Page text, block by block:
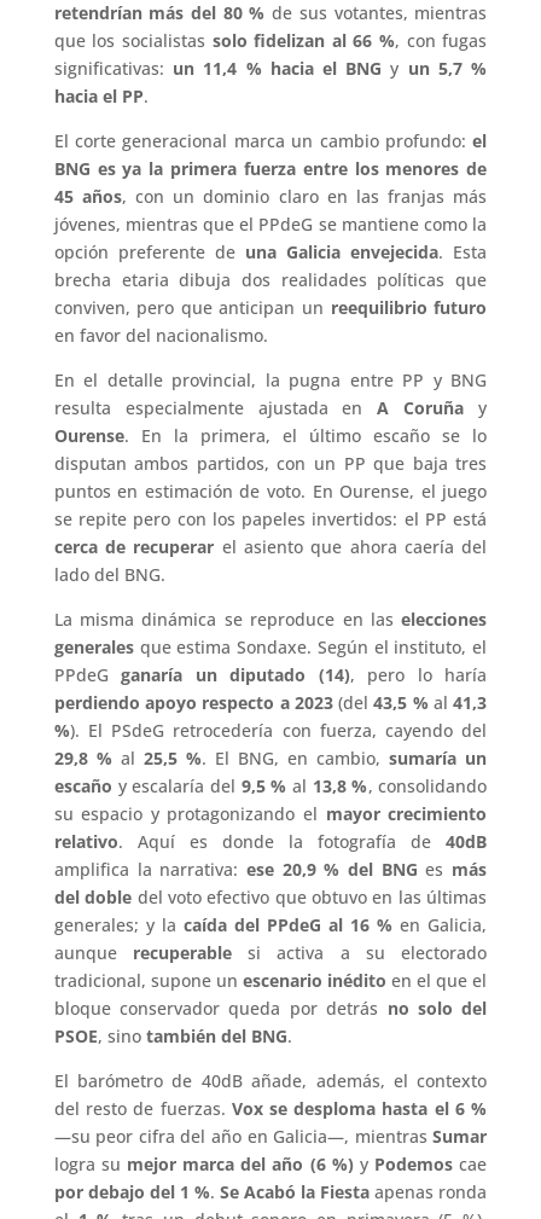
retendrían más del 80 % de sus votantes, mientras
que los socialistas solo fidelizan al 66 %, con fugas
significativas: un 11,4 % hacia el BNG y un 5,7 %
hacia el PP.
El corte generacional marca un cambio profundo:el
BNG es ya la primera fuerza entre los menores de
45 años, con un dominio claro en las franjas más
jóvenes, mientras que el PPdeG se mantiene como la
opción preferente de una Galicia envejecida. Esta
brecha etaria dibuja dos realidades políticas que
conviven, pero que anticipan un reequilibrio futuro
en favor del nacionalismo.
En el detalle provincial, la pugna entre PP y BNG
resulta especialmente ajustada enA Coruña y
Ourense. En la primera, el último escaño se lo
disputan ambos partidos, con un PP que baja tres
puntos en estimación de voto. En Ourense, el juego
se repite pero con los papeles invertidos: el PP está
cerca de recuperar el asiento que ahora caería del
lado del BNG.
La misma dinámica se reproduce en laselecciones
generalesque estima Sondaxe. Según el instituto, el
PPdeGganaría un diputado (14), pero lo haría
perdiendo apoyo respecto a 2023(del43,5 % al41,3
%). El PSdeG retrocedería con fuerza, cayendo del
29,8 % al 25,5 %. El BNG, en cambio,sumaría un
escaño y escalaría del 9,5 % al 13,8 %, consolidando
su espacio y protagonizando el mayor crecimiento
relativo. Aquí es donde la fotografía de40dB
amplifica la narrativa: ese 20,9 % del BNG es más
del doble del voto efectivo que obtuvo en las últimas
generales; y la caída del PPdeG al 16 % en Galicia,
aunque recuperable si activa a su electorado
tradicional, supone un escenario inédito en el que el
bloque conservador queda por detrás no solo del
PSOE, sino también del BNG.
El barómetro de 40dB añade, además, el contexto
del resto de fuerzas. Vox se desploma hasta el 6 %
—su peor cifra del año en Galicia—, mientrasSumar
logra su mejor marca del año (6 %) y Podemos cae
por debajo del 1 %. Se Acabó la Fiesta apenas ronda